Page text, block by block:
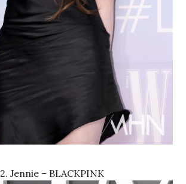
2. Jennie – BLACKPINK